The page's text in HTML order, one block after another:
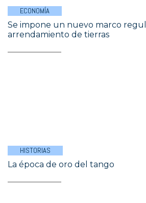
ECONOMÍA
Se impone un nuevo marco
arrendamiento de tierras
HISTORIAS
La época de oro del tango